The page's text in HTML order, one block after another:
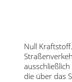
Null
die über das